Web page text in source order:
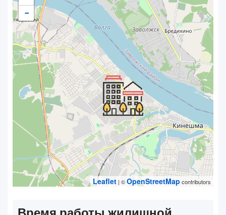
−
Leaflet | ©OpenStreetMap contributors